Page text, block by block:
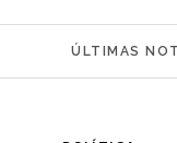
ÚLTIMAS